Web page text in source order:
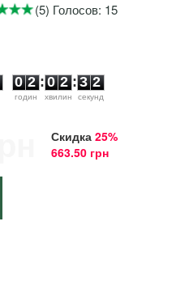
(5) Голосов: 15
0 2
годин
: 0 2
хвилин
: 3 2
секунд
Скидка 25%
663.50 грн